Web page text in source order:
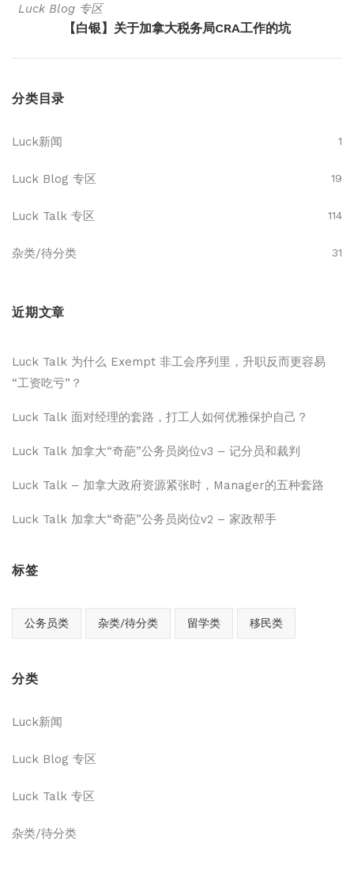
Luck Blog 专区
【白银】关于加拿大税务局CRA工作的坑
分类目录
Luck新闻 1
Luck Blog 专区 19
Luck Talk 专区 114
杂类/待分类 31
近期文章
Luck Talk 为什么 Exempt 非工会序列里，升职反而更容易
“工资吃亏”？
Luck Talk 面对经理的套路，打工人如何优雅保护自己？
Luck Talk 加拿大“奇葩”公务员岗位v3 – 记分员和裁判
Luck Talk – 加拿大政府资源紧张时，Manager的五种套路
Luck Talk 加拿大“奇葩”公务员岗位v2 – 家政帮手
标签
公务员类 杂类/待分类 留学类 移民类
分类
Luck新闻
Luck Blog 专区
Luck Talk 专区
杂类/待分类